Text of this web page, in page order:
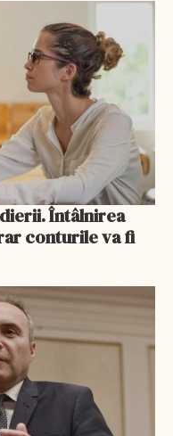
Întâlnirea
conturile va fi